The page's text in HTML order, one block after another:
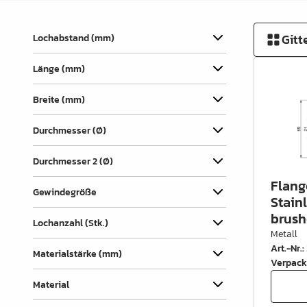
Auszüge &
Schubkastenteile
Scharniere & Türbeschläge
Beine, Füsse &
Untergestelle
Filz, Gleitnägel & Anschläge
Drahtware
Küchen- & Badeinrichtung
Garderobeinrichtung &
Zubehör
Lochabstand (mm)
Länge (mm)
Breite (mm)
Durchmesser (Ø)
Durchmesser 2 (Ø)
Gewindegröße
Lochanzahl (Stk.)
Materialstärke (mm)
Material
Metall
Art.-Nr.: